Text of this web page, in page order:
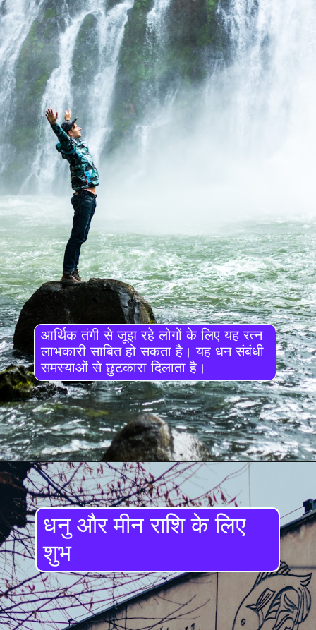
आर्थिक तंगी से जूझ रहे लोगों के लिए यह रत्न
लाभकारी साबित हो सकता है। यह धन संबंधी
समस्याओं से छुटकारा दिलाता है।
धनु और मीन राशि के लिए
शुभ